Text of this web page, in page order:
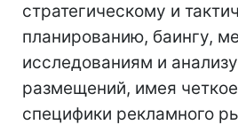
стратегическому и
планированию, баингу,
исследованиям и
размещений, имея
специфики рекламного